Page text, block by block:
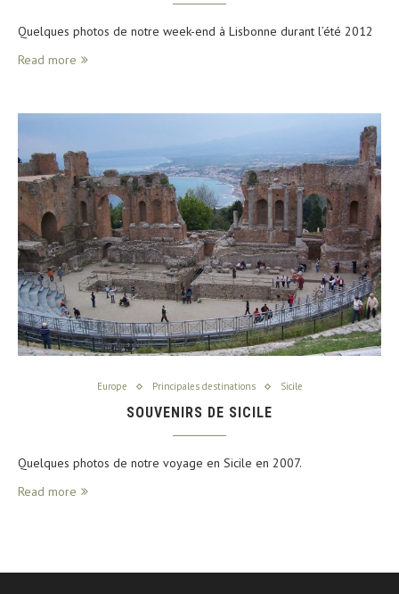
Quelques photos de notre week-end à Lisbonne durant l’été 2012
Read more
Europe Principales destinations Sicile
SOUVENIRS DE SICILE
Quelques photos de notre voyage en Sicile en 2007.
Read more